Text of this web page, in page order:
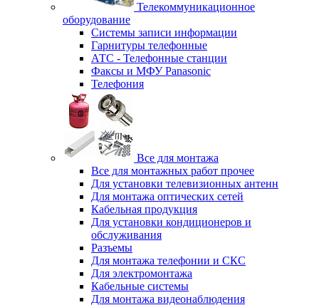
Телекоммуникационное
оборудование
Системы записи информации
Гарнитуры телефонные
АТС - Телефонные станции
Факсы и МФУ Panasonic
Телефония
Все для монтажа
Все для монтажных работ прочее
Для установки телевизионных антенн
Для монтажа оптических сетей
Кабельная продукция
Для установки кондиционеров и
обслуживания
Разъемы
Для монтажа телефонии и СКС
Для электромонтажа
Кабельные системы
Для монтажа видеонаблюдения